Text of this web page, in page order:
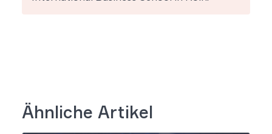
Ähnliche Artikel